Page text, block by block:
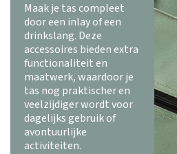
Maak je tas compleet
door een inlay of een
drinkslang. Deze
accessoires bieden extra
functionaliteit en
maatwerk, waardoor je
tas nog praktischer en
veelzijdiger wordt voor
dagelijks gebruik of
avontuurlijke
activiteiten.